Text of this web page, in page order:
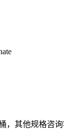
，其他规格咨